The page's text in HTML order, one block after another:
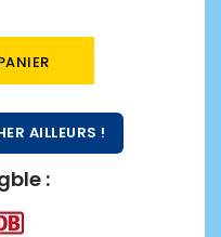
AILLEURS !
: